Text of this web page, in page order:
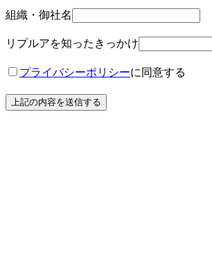
組織・御社名
リプルアを知ったきっかけ
プライバシーポリシーに同意する